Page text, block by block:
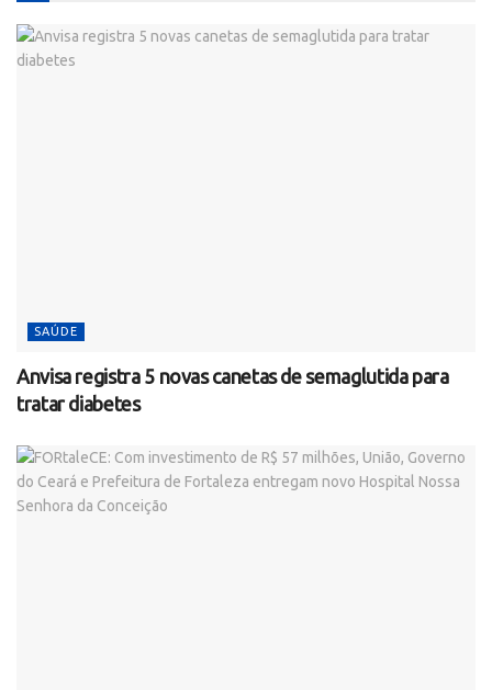
SAÚDE
Anvisa registra 5 novas canetas de semaglutida para
tratar diabetes